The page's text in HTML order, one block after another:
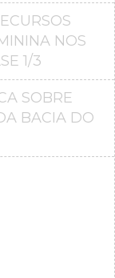
NOS
1/3
SOBRE
BACIA DO